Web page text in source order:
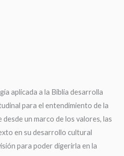
aplicada a la Biblia desarrolla
para el entendimiento de la
un marco de los valores, las
en su desarrollo cultural
para poder digerirla en la